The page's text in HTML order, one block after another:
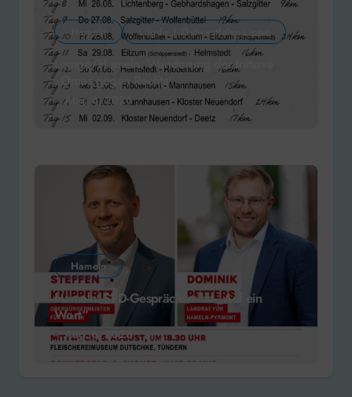
Hameln Lügde / Ostwestfalen-Lippe
Lemgo/Hameln: Wanderung der Initiave
„Omas gegen Rechts“
Aug. 6, 2026
Hameln
Hameln: SPD-Gesprächsreihe „Auf ein
Wort“
Aug. 6, 2026